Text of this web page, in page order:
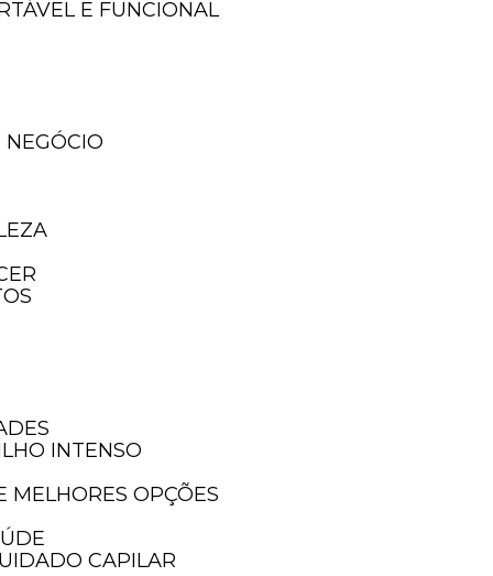
E FUNCIONAL
NEGÓCIO
INTENSO
MELHORES OPÇÕES
CAPILAR